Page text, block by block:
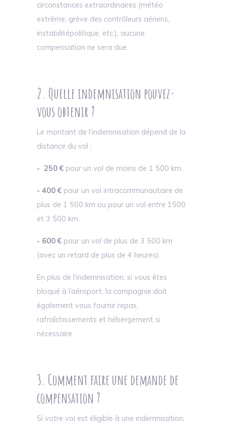
circonstances extraordinaires (météo
extrême, grève des contrôleurs aériens,
instabilitépolitique, etc.), aucune
compensation ne sera due.
2. Quelle indemnisation pouvez-
vous obtenir ?
Le montant de l’indemnisation dépend de la
distance du vol :
- 250 € pour un vol de moins de 1 500 km.
- 400 € pour un vol intracommunautaire de
plus de 1 500 km ou pour un vol entre 1500
et 3 500 km.
- 600 € pour un vol de plus de 3 500 km
(avec un retard de plus de 4 heures).
En plus de l’indemnisation, si vous êtes
bloqué à l’aéroport, la compagnie doit
également vous fournir repas,
rafraîchissements et hébergement si
nécessaire.
3. Comment faire une demande de
compensation ?
Si votre vol est éligible à une indemnisation,